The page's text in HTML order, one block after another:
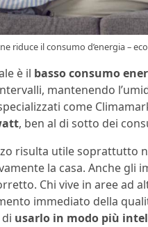
riduce il consumo d’energia –
è il basso consumo
mantenendo
come
, ben al di sotto dei
risulta utile soprattutto
la casa. Anche
Chi vive in aree ad
immediato della
usarlo in modo più